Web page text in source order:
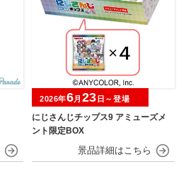
にじさんじチップス9 アミューズメ
ント限定BOX
2026年6月 23 日～登場